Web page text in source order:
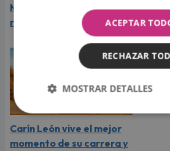
Mike Bahía desata
rumores
sus
Carín León vive el mejor
momento de su carrera y
ACEPTAR
RECHAZAR
MOSTRAR DETALLES